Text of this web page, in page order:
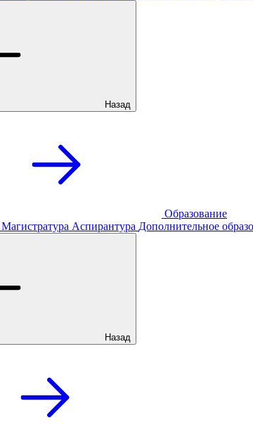
Назад
Образование
Магистратура Аспирантура Дополнительное
Назад